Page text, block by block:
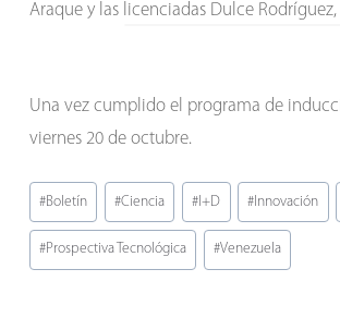
Araque y las licenciadas Dulce
Una vez cumplido el programa de
viernes 20 de octubre.
Etiquetas
de
la
#Boletín #Ciencia # I+D # Innovación
#Prospectiva Tecnológica #Venezuela